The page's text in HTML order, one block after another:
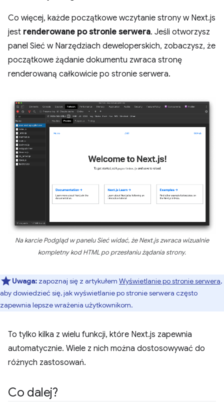
Co więcej, każde początkowe wczytanie strony w Next.js
jest renderowane po stronie serwera. Jeśli otworzysz
panel Sieć w Narzędziach deweloperskich, zobaczysz, że
początkowe żądanie dokumentu zwraca stronę
renderowaną całkowicie po stronie serwera.
Na karcie Podgląd w panelu Sieć widać, że Next.js zwraca wizualnie
kompletny kod HTML po przesłaniu żądania strony.
Uwaga: zapoznaj się z artykułem Wyświetlanie po stronie serwera,
aby dowiedzieć się, jak wyświetlanie po stronie serwera często
zapewnia lepsze wrażenia użytkownikom.
To tylko kilka z wielu funkcji, które Next.js zapewnia
automatycznie. Wiele z nich można dostosowywać do
różnych zastosowań.
Co dalej?